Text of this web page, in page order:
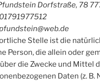
Dorfstraße, 78
Stelle ist die
Person, die allein oder
die Zwecke und Mittel
Daten (z. B.